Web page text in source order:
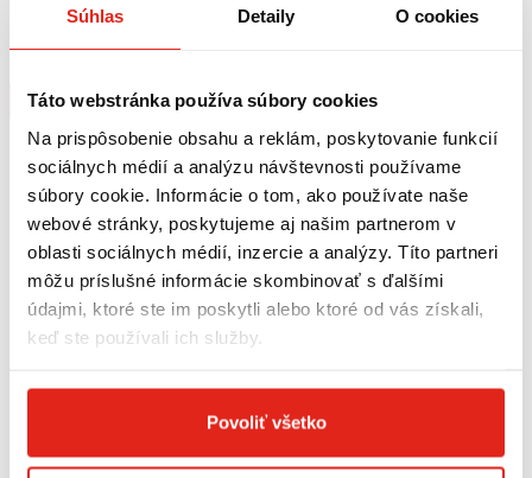
Súhlas Detaily O cookies
Táto webstránka používa súbory cookies
Na prispôsobenie obsahu a reklám, poskytovanie funkcií
sociálnych médií a analýzu návštevnosti používame
súbory cookie. Informácie o tom, ako používate naše
webové stránky, poskytujeme aj našim partnerom v
oblasti sociálnych médií, inzercie a analýzy. Títo partneri
môžu príslušné informácie skombinovať s ďalšími
údajmi, ktoré ste im poskytli alebo ktoré od vás získali,
keď ste používali ich služby.
Povoliť všetko
GIVI PLEXI HONDA SW-T 400/600
Kúpiť
GIVI PLEXI SCOOTER HONDA SW-T
Kúpiť
5,50 € s DPH